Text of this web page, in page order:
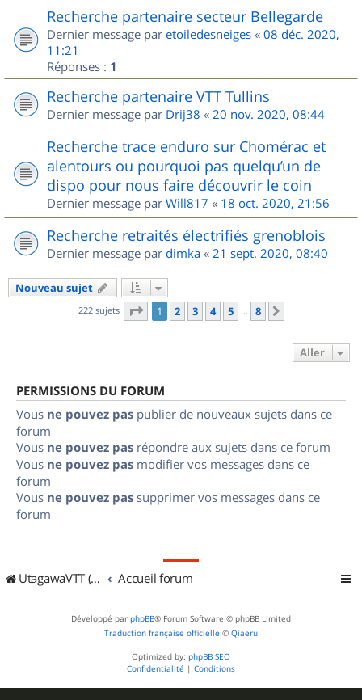
Recherche partenaire secteur Bellegarde
Dernier message par etoiledesneiges « 08 déc. 2020,
11:21
Réponses : 1
Recherche partenaire VTT Tullins
Dernier message par Drij38 « 20 nov. 2020, 08:44
Recherche trace enduro sur Chomérac et
alentours ou pourquoi pas quelqu’un de
dispo pour nous faire découvrir le coin
Dernier message par Will817 « 18 oct. 2020, 21:56
Recherche retraités électrifiés grenoblois
Dernier message par dimka « 21 sept. 2020, 08:40
Nouveau sujet
222 sujets Page 1sur
1 2 3 4 5 … 8
Aller
PERMISSIONS DU FORUM
Vous ne pouvez pas publier de nouveaux sujets dans ce
forum
Vous ne pouvez pas répondre aux sujets dans ce forum
Vous ne pouvez pas modifier vos messages dans ce
forum
Vous ne pouvez pas supprimer vos messages dans ce
forum
UtagawaVTT (Randos VTT et VTTAE avec traces GPS) Accueil forum
Développé par phpBB® Forum Software © phpBB Limited
Traduction française officielle © Qiaeru
Optimized by: phpBB SEO
Confidentialité | Conditions